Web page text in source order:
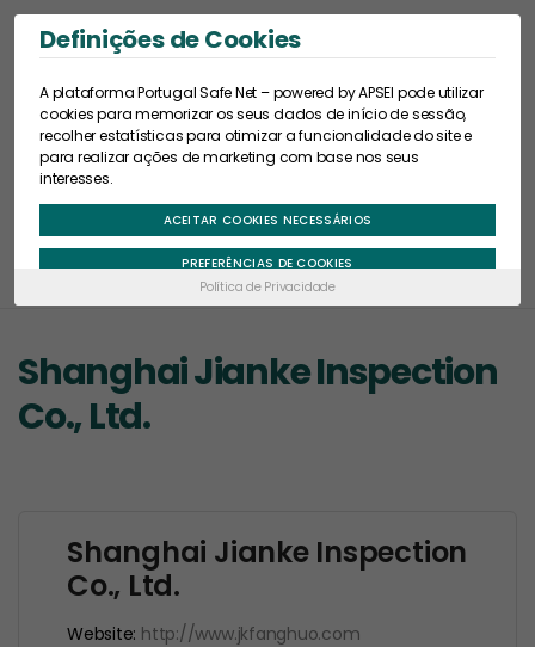
Início
Mercados Tradicionais
Shanghai Jianke Inspection Co., Ltd.
Shanghai Jianke Inspection
Co., Ltd.
Shanghai Jianke Inspection
Co., Ltd.
Website: http://www.jkfanghuo.com
Definições de Cookies
A plataforma Portugal Safe Net – powered by APSEI pode utilizar
cookies para memorizar os seus dados de início de sessão,
recolher estatísticas para otimizar a funcionalidade do site e
para realizar ações de marketing com base nos seus
interesses.
PREFERÊNCIAS DE COOKIES
ACEITAR COOKIES NECESSÁRIOS
Política de Privacidade